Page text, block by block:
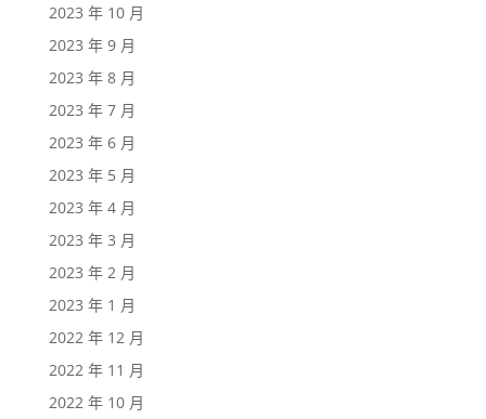
2023 年 10 月
2023 年 9 月
2023 年 8 月
2023 年 7 月
2023 年 6 月
2023 年 5 月
2023 年 4 月
2023 年 3 月
2023 年 2 月
2023 年 1 月
2022 年 12 月
2022 年 11 月
2022 年 10 月